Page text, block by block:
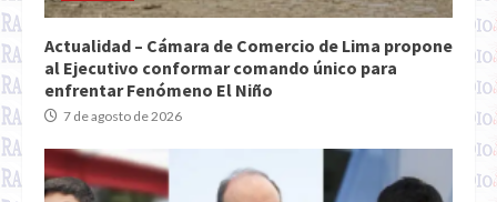
Actualidad – Cámara de Comercio de Lima propone
al Ejecutivo conformar comando único para
enfrentar Fenómeno El Niño
7 de agosto de 2026